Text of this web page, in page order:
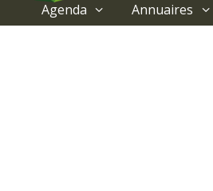
Agenda Annuaires